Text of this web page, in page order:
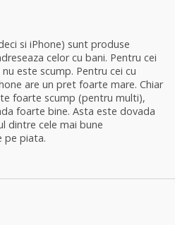
si iPhone) sunt produse
celor cu bani. Pentru cei
este scump. Pentru cei cu
are un pret foarte mare. Chiar
foarte scump (pentru multi),
foarte bine. Asta este dovada
dintre cele mai bune
pe piata.